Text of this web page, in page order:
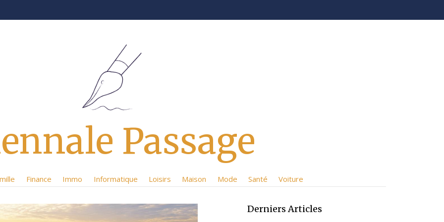
Passage
Finance Immo Informatique Loisirs Maison Mode Santé Voiture
Derniers Articles